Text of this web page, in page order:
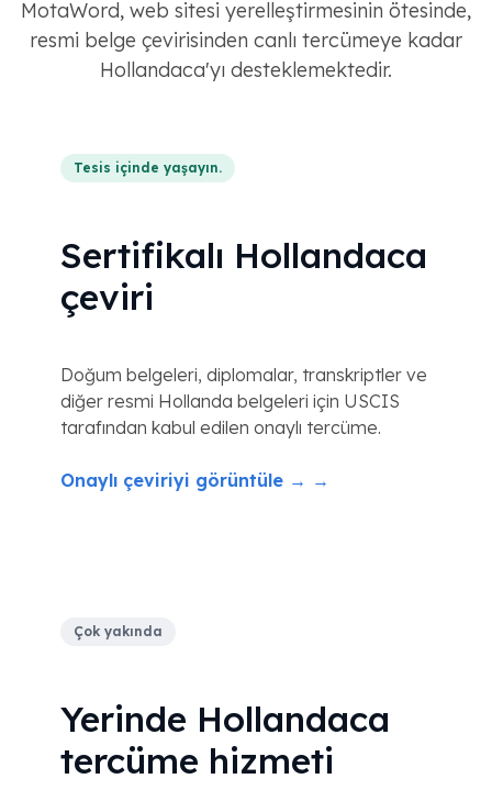
MotaWord, web sitesi yerelleştirmesinin ötesinde,
resmi belge çevirisinden canlı tercümeye kadar
Hollandaca'yı desteklemektedir.
Tesis içinde yaşayın.
Sertifikalı Hollandaca
çeviri
Doğum belgeleri, diplomalar, transkriptler ve
diğer resmi Hollanda belgeleri için USCIS
tarafından kabul edilen onaylı tercüme.
Onaylı çeviriyi görüntüle → →
Çok yakında
Yerinde Hollandaca
tercüme hizmeti